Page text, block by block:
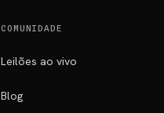
COMUNIDADE
Leilões ao vivo
Blog